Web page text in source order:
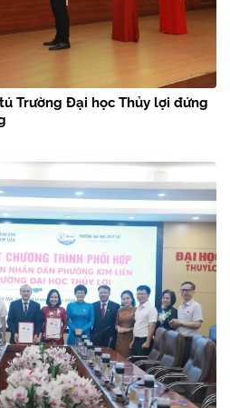
Trường Đại học Thủy lợi đứng